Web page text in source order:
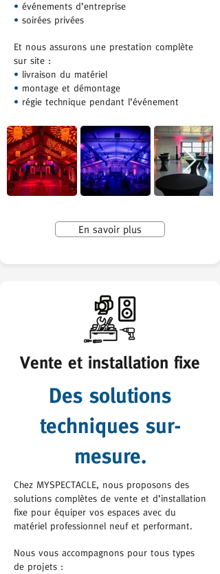
• événements d’entreprise
• soirées privées
Et nous assurons une prestation complète
sur site :
• livraison du matériel
• montage et démontage
• régie technique pendant l’événement
En savoir plus
Vente et installation fixe
Des solutions
techniques sur-
mesure.
Chez MYSPECTACLE, nous proposons des
solutions complètes de vente et d’installation
fixe pour équiper vos espaces avec du
matériel professionnel neuf et performant.
Nous vous accompagnons pour tous types
de projets :